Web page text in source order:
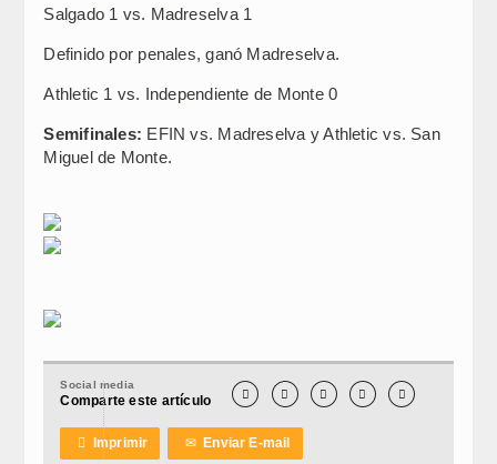
Salgado 1 vs. Madreselva 1
Definido por penales, ganó Madreselva.
Athletic 1 vs. Independiente de Monte 0
Semifinales: EFIN vs. Madreselva y Athletic vs. San
Miguel de Monte.
Social media
Comparte este artículo     
 Imprimir ✉Enviar E-mail